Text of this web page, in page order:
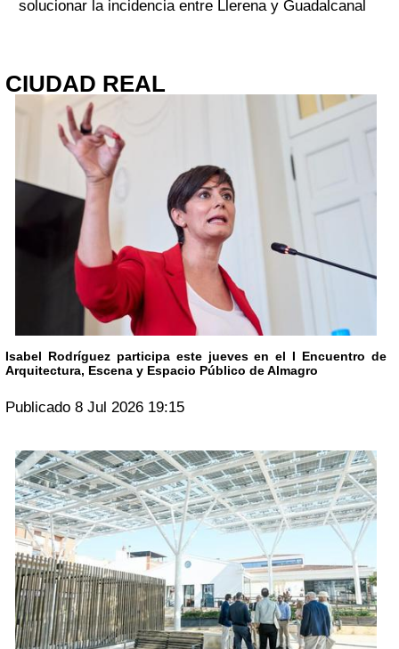
solucionar la incidencia entre Llerena y Guadalcanal
CIUDAD REAL
Isabel Rodríguez participa este jueves en el I Encuentro de
Arquitectura, Escena y Espacio Público de Almagro
Publicado 8 Jul 2026 19:15